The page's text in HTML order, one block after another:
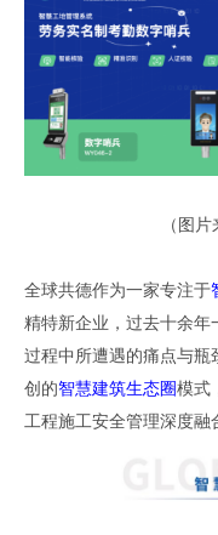
（ 图片
全球共德作为一家专注于
精特新企业 ， 过去十余年
过程中所遭遇的痛点与瓶
创的智慧建筑生态圈模式
工程施工安全管理深度融